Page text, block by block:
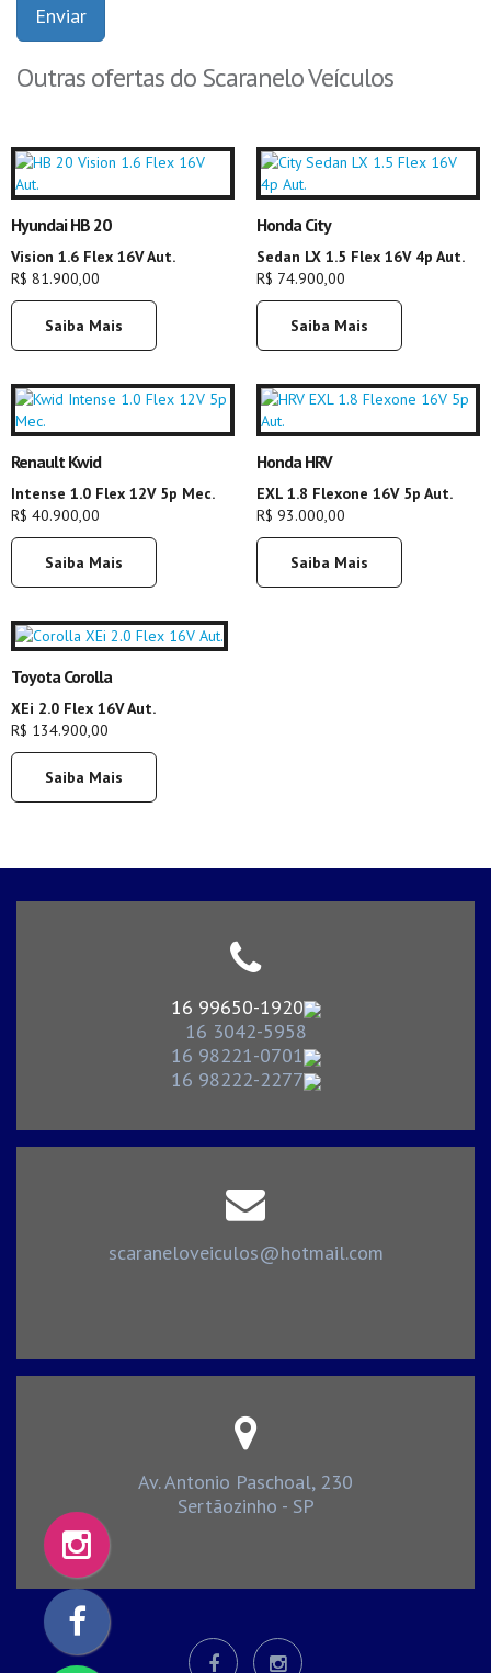
Enviar
Outras ofertas do Scaranelo Veículos
Hyundai HB 20
Vision 1.6 Flex 16V Aut.
R$ 81.900,00
Saiba Mais
Honda City
Sedan LX 1.5 Flex 16V 4p Aut.
R$ 74.900,00
Saiba Mais
Renault Kwid
Intense 1.0 Flex 12V 5p Mec.
R$ 40.900,00
Saiba Mais
Honda HRV
EXL 1.8 Flexone 16V 5p Aut.
R$ 93.000,00
Saiba Mais
Toyota Corolla
XEi 2.0 Flex 16V Aut.
R$ 134.900,00
Saiba Mais
16 99650-1920
16 3042-5958
16 98221-0701
16 98222-2277
scaraneloveiculos@hotmail.com
Av. Antonio Paschoal, 230
Sertãozinho - SP